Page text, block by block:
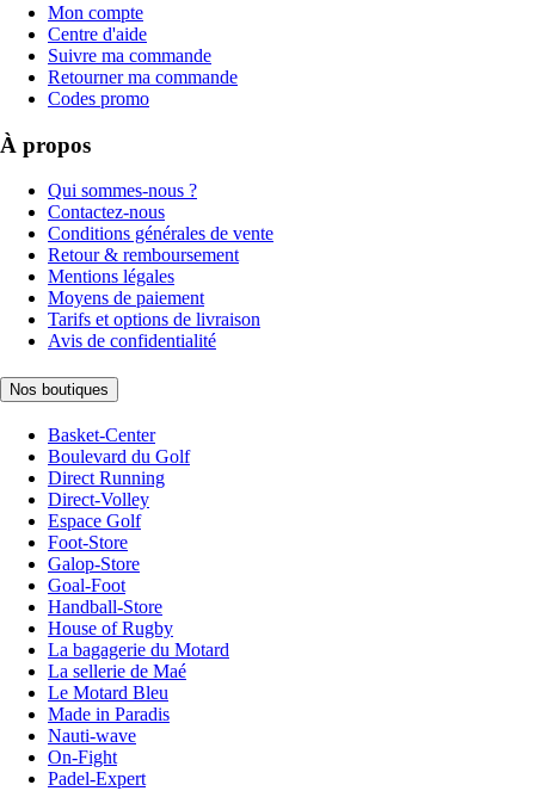
Mon compte
Centre d'aide
Suivre ma commande
Retourner ma commande
Codes promo
À propos
Qui sommes-nous ?
Contactez-nous
Conditions générales de vente
Retour & remboursement
Mentions légales
Moyens de paiement
Tarifs et options de livraison
Avis de confidentialité
Nos boutiques
Basket-Center
Boulevard du Golf
Direct Running
Direct-Volley
Espace Golf
Foot-Store
Galop-Store
Goal-Foot
Handball-Store
House of Rugby
La bagagerie du Motard
La sellerie de Maé
Le Motard Bleu
Made in Paradis
Nauti-wave
On-Fight
Padel-Expert